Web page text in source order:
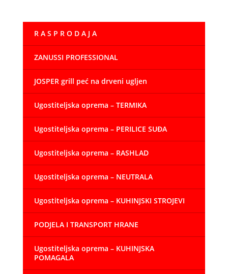
R A S P R O D A J A
ZANUSSI PROFESSIONAL
JOSPER grill peć na drveni ugljen
Ugostiteljska oprema – TERMIKA
Ugostiteljska oprema – PERILICE SUĐA
Ugostiteljska oprema – RASHLAD
Ugostiteljska oprema – NEUTRALA
Ugostiteljska oprema – KUHINJSKI STROJEVI
PODJELA I TRANSPORT HRANE
Ugostiteljska oprema – KUHINJSKA
POMAGALA